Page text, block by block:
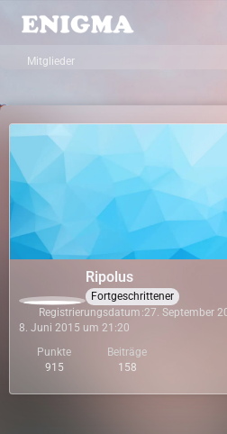
Mitglieder
Ripolus
Fortgeschrittener
Punkte
915
Beiträge
158
Registrierungsdatum 27. September
8. Juni 2015 um 21:20